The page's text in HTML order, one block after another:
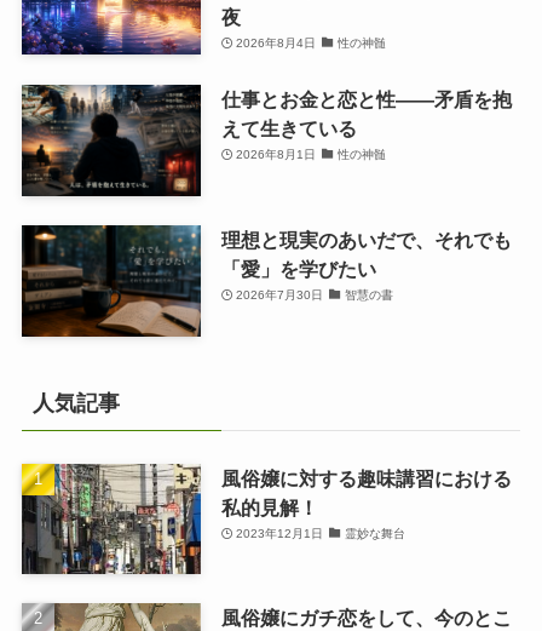
夜
2026年8月4日 性の神髄
仕事とお金と恋と性——矛盾を抱
えて生きている
2026年8月1日 性の神髄
理想と現実のあいだで、それでも
「愛」を学びたい
2026年7月30日 智慧の書
人気記事
風俗嬢に対する趣味講習における
私的見解！
2023年12月1日 霊妙な舞台
風俗嬢にガチ恋をして、今のとこ